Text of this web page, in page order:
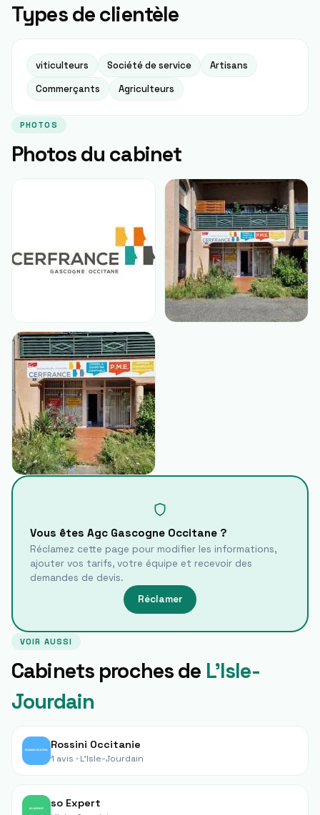
Types de clientèle
viticulteurs Société de service
Artisans
Commerçants
Agriculteurs
PHOTOS
Photos du cabinet
Vous êtes Agc Gascogne Occitane ?
Réclamez cette page pour modifier les informations,
ajouter vos tarifs, votre équipe et recevoir des
demandes de devis.
Réclamer
VOIR AUSSI
Cabinets proches de L'Isle-
Jourdain
Rossini Occitanie
1 avis · L'Isle-Jourdain
so Expert